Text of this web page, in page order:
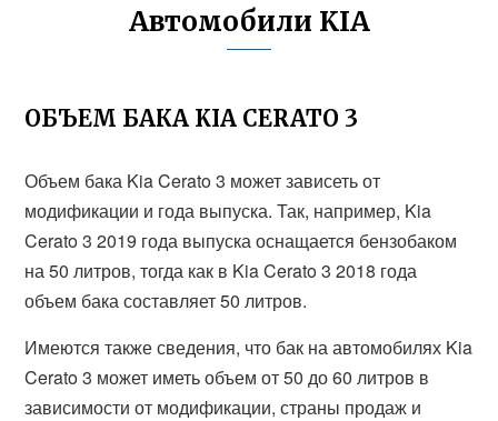
Автомобили KIA
ОБЪЕМ БАКА KIA CERATO 3
Объем бака Kia Cerato 3 может зависеть от
модификации и года выпуска. Так, например, Kia
Cerato 3 2019 года выпуска оснащается бензобаком
на 50 литров, тогда как в Kia Cerato 3 2018 года
объем бака составляет 50 литров.
Имеются также сведения, что бак на автомобилях Kia
Cerato 3 может иметь объем от 50 до 60 литров в
зависимости от модификации, страны продаж и